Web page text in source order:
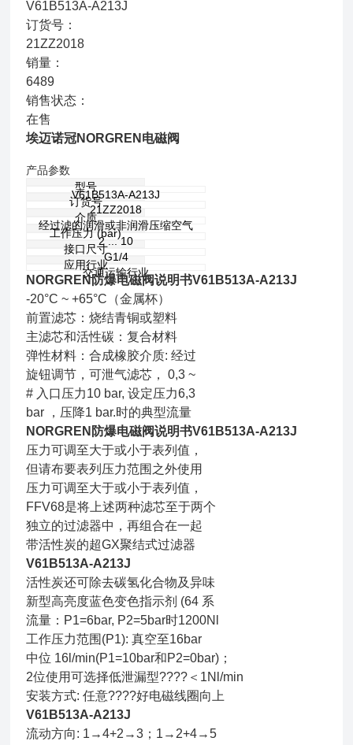
V61B513A-A213J
订货号：
21ZZ2018
销量：
6489
销售状态：
在售
埃迈诺冠NORGREN电磁阀
产品参数
型号
V61B513A-A213J
订货号
21ZZ2018
介质
经过滤的润滑或非润滑压缩空气
工作压力 (bar)
2 ... 10
接口尺寸
G1/4
应用行业
交通运输行业
NORGREN防爆电磁阀说明书V61B513A-A213J
-20°C ~ +65°C（金属杯）
前置滤芯：烧结青铜或塑料
主滤芯和活性碳：复合材料
弹性材料：合成橡胶介质: 经过
旋钮调节，可泄气滤芯， 0,3 ~
# 入口压力10 bar, 设定压力6,3
bar ，压降1 bar.时的典型流量
NORGREN防爆电磁阀说明书V61B513A-A213J
压力可调至大于或小于表列值，
但请布要表列压力范围之外使用
压力可调至大于或小于表列值，
FFV68是将上述两种滤芯至于两个
独立的过滤器中，再组合在一起
带活性炭的超GX聚结式过滤器
V61B513A-A213J
活性炭还可除去碳氢化合物及异味
新型高亮度蓝色变色指示剂 (64 系
流量：P1=6bar, P2=5bar时1200Nl
工作压力范围(P1): 真空至16bar
中位 16l/min(P1=10bar和P2=0bar)；
2位使用可选择低泄漏型????＜1Nl/min
安装方式: 任意????好电磁线圈向上
V61B513A-A213J
流动方向: 1→4+2→3；1→2+4→5